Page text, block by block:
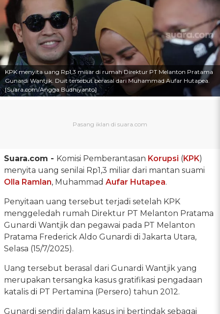
KPK menyita uang Rp1,3 miliar di rumah Direktur PT Melanton Pratama
Gunardi Wantjik. Duit tersebut berasal dari Muhammad Aufar Hutapea.
[Suara.com/Angga Budhiyanto]
Suara.com - Komisi Pemberantasan Korupsi (KPK)
menyita uang senilai Rp1,3 miliar dari mantan suami
Olla Ramlan, Muhammad Aufar Hutapea.
Penyitaan uang tersebut terjadi setelah KPK
menggeledah rumah Direktur PT Melanton Pratama
Gunardi Wantjik dan pegawai pada PT Melanton
Pratama Frederick Aldo Gunardi di Jakarta Utara,
Selasa (15/7/2025).
Uang tersebut berasal dari Gunardi Wantjik yang
merupakan tersangka kasus gratifikasi pengadaan
katalis di PT Pertamina (Persero) tahun 2012.
Gunardi sendiri dalam kasus ini bertindak sebagai